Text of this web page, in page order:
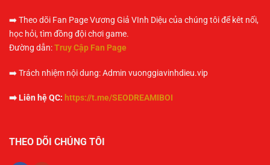
➡️ Theo dõi Fan Page Vương Giả VInh Diệu của chúng tôi để kêt nối,
học hỏi, tìm đồng đội chơi game.
Đường dẫn:Truy Cập Fan Page
➡️ Trách nhiệm nội dung: Admin vuonggiavinhdieu.vip
➡️ Liên hệ QC: https://t.me/SEODREAMIBOI
THEO DÕI CHÚNG TÔI